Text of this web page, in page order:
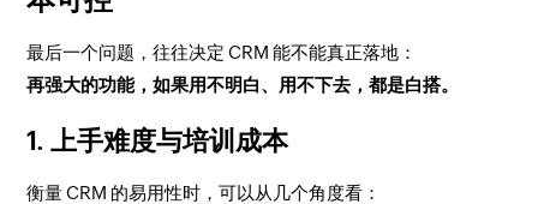
最后一个问题，往往决定 CRM 能不能真正落地：
再强大的功能，如果用不明白、用不下去，都是白搭。
1. 上手难度与培训成本
衡量 CRM 的易用性时，可以从几个角度看：